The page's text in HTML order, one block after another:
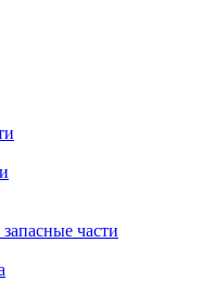
части